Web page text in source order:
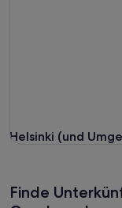
Helsinki (und
Helsinki (und
Finde